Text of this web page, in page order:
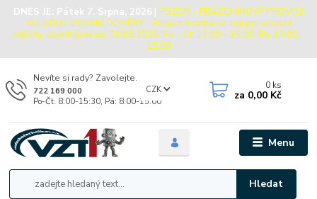
DNES JE: Pátek 7. Srpna, 2026 | POZOR - PRÁZDNINOVÝ PROVOZ
SKLADU / OSOBNÍ ODBĚRY - Provozní doba skladu pro osobní
odběry objednávek do 31.08.2026: Po - Čt: 13:00 - 15:30, Pá: 13:00 -
15:00
Menu
CZK
Hledat
Nevíte si rady? Zavolejte.
722 169 000
Po-Čt: 8:00-15:30, Pá: 8:00-15:00
0 ks
za 0,00 Kč